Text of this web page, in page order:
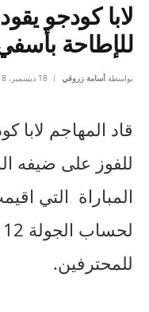
لابا كودجو
للإطاحة
بواسطة أسامة زروقي 18 ديسمبر، 2018
قاد المهاجم لابا
للفوز على ضيفه
المباراة التي
للمحترفين.